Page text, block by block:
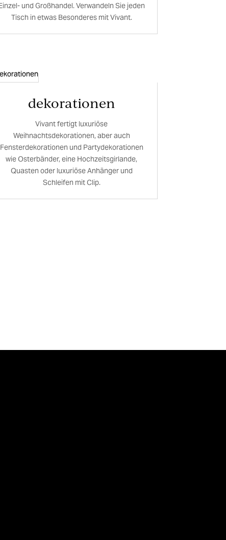
und Großhandel. Verwandeln Sie jeden
Tisch in etwas Besonderes mit Vivant.
dekorationen
Vivant fertigt luxuriöse
Weihnachtsdekorationen, aber auch
Fensterdekorationen und Partydekorationen
wie Osterbänder, eine Hochzeitsgirlande,
Quasten oder luxuriöse Anhänger und
Schleifen mit Clip.